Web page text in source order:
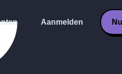
Aanmelden